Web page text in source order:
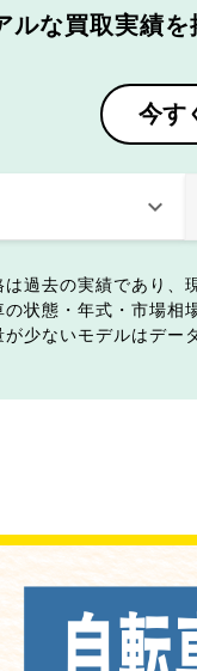
ルな買取実績を
今す
過去の実績であり、
の状態・年式・市場相
少ないモデルはデー